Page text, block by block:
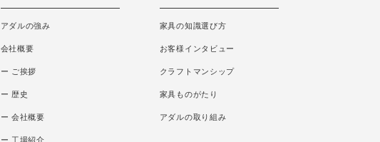
アダルの強み
会社概要
ー ご挨拶
ー 歴史
ー 会社概要
ー 工場紹介
家具の知識選び方
お客様インタビュー
クラフトマンシップ
家具ものがたり
アダルの取り組み